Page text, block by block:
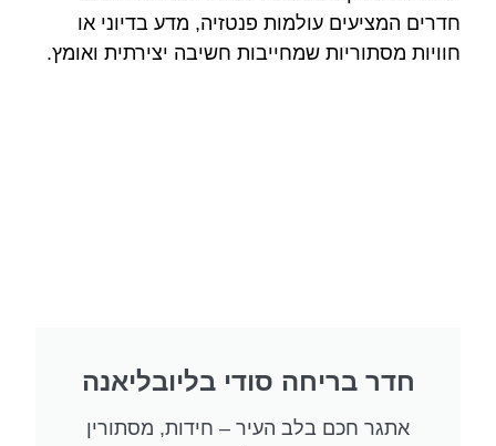
חדרים המציעים עולמות פנטזיה, מדע בדיוני או
חוויות מסתוריות שמחייבות חשיבה יצירתית ואומץ.
חדר בריחה סודי בליובליאנה
אתגר חכם בלב העיר – חידות, מסתורין